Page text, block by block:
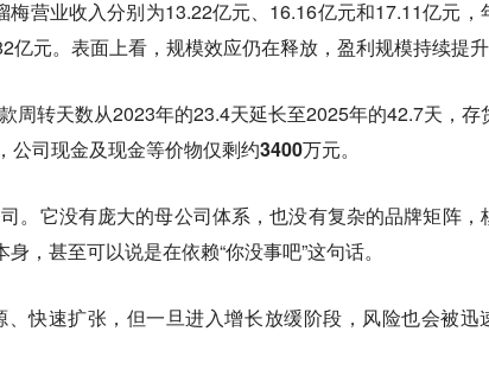
营业收入分别为13.22亿元、16.16亿元和17.11亿元，
元。表面上看，规模效应仍在释放，盈利规模持续提升
周转天数从2023年的23.4天延长至2025年的42.7天，存
公司现金及现金等价物仅剩约3400万元。
。 它没有庞大的母公司体系，也没有复杂的品牌矩阵，
，甚至可以说是在依赖“你没事吧”这句话。
快速扩张，但一旦进入增长放缓阶段，风险也会被迅